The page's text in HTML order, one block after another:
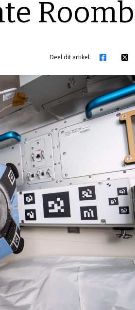
Deel dit artikel: